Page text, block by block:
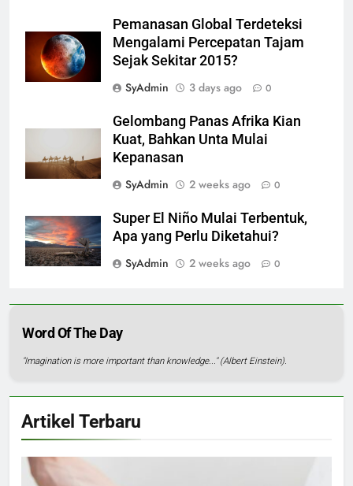
Pemanasan Global Terdeteksi
Mengalami Percepatan Tajam
Sejak Sekitar 2015?
SyAdmin
3 days ago 0
Gelombang Panas Afrika Kian
Kuat, Bahkan Unta Mulai
Kepanasan
SyAdmin
2 weeks ago 0
Super El Niño Mulai Terbentuk,
Apa yang Perlu Diketahui?
SyAdmin
2 weeks ago 0
Word Of The Day
"Imagination is more important than knowledge..." (Albert Einstein).
Artikel Terbaru